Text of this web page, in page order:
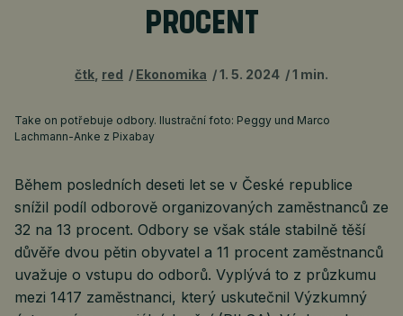
PROCENT
čtk red Ekonomika 1. 5. 2024 1 min.
Take on potřebuje odbory. Ilustrační foto: Peggy und Marco
Lachmann-Anke z Pixabay
Během posledních deseti let se v České republice
snížil podíl odborově organizovaných zaměstnanců ze
32 na 13 procent. Odbory se však stále stabilně těší
důvěře dvou pětin obyvatel a 11 procent zaměstnanců
uvažuje o vstupu do odborů. Vyplývá to z průzkumu
mezi 1417 zaměstnanci, který uskutečnil Výzkumný